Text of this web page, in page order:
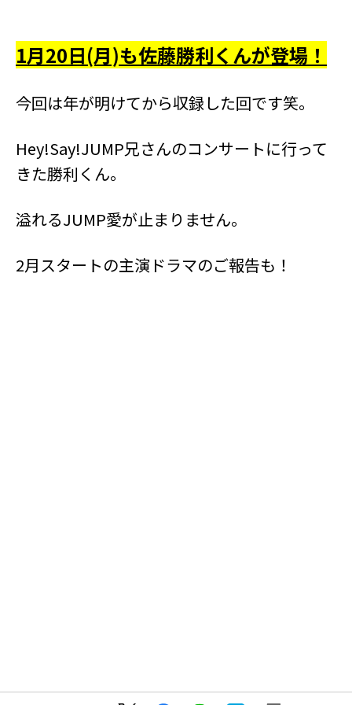
1月20日(月)も佐藤勝利くんが登場！
今回は年が明けてから収録した回です笑。
Hey!Say!JUMP兄さんのコンサートに行って
きた勝利くん。
溢れるJUMP愛が止まりません。
2月スタートの主演ドラマのご報告も！